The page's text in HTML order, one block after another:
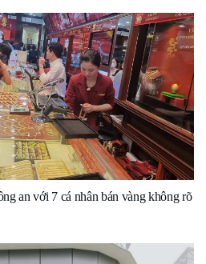
an với 7 cá nhân bán vàng không rõ